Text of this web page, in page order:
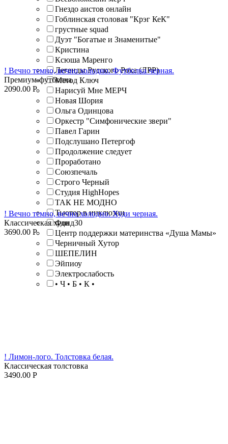
Гнездо аистов онлайн
Гоблинская столовая "Крэг КеК"
грустные squad
Дуэт "Богатые и Знаменитые"
Кристина
Ксюша Маренго
Легенды Русского Рока (ЛРР)
Метод Ключ
Нарисуй Мне МЕРЧ
Новая Шория
Ольга Одинцова
Оркестр "Симфонические звери"
Павел Гарин
Подслушано Петергоф
Продолжение следует
Проработано
Союзпечаль
Строго Черный
Студия HighHopes
ТАК НЕ МОДНО
Тьютор в инклюзии
Фонд30
Центр поддержки материнства «Душа Мамы»
Черничный Хутор
ШЕПЕЛИН
Эйпиоу
Электрослабость
• Ч • Б • К •
! Вечно темно, вечно холодно. Футболка черная.
Премиум-футболка
2090.00 Р
! Вечно темно, вечно холодно. Худи черная.
Классическая худи
3690.00 Р
! Лимон-лого. Толстовка белая.
Классическая толстовка
3490.00 Р